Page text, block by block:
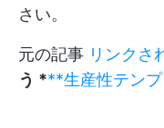
さい。
元の記事 リンクさ
う ***生産性テンプ